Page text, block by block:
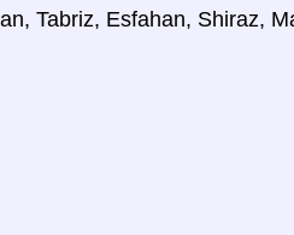
Tabriz, Esfahan, Shiraz,